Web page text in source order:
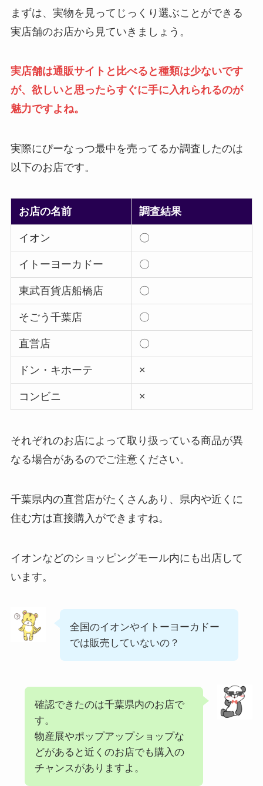
まずは、実物を見ってじっくり選ぶことができる
実店舗のお店から見ていきましょう。
実店舗は通販サイトと比べると種類は少ないです
が、欲しいと思ったらすぐに手に入れられるのが
魅力ですよね。
実際にぴーなっつ最中を売ってるか調査したのは
以下のお店です。
お店の名前 調査結果
イオン 〇
イトーヨーカドー 〇
東武百貨店船橋店 〇
そごう千葉店 〇
直営店 〇
ドン・キホーテ ×
コンビニ ×
それぞれのお店によって取り扱っている商品が異
なる場合があるのでご注意ください。
千葉県内の直営店がたくさんあり、県内や近くに
住む方は直接購入ができますね。
イオンなどのショッピングモール内にも出店して
います。
全国のイオンやイトーヨーカドー
では販売していないの？
確認できたのは千葉県内のお店で
す。
物産展やポップアップショップな
どがあると近くのお店でも購入の
チャンスがありますよ。